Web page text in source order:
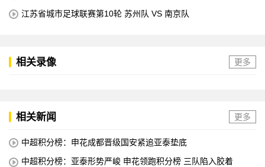
江苏省城市足球联赛第10轮 苏州队 VS 南京队
相关录像 更多
相关新闻 更多
中超积分榜：申花成都晋级国安紧追亚泰垫底
中超积分榜：亚泰形势严峻 申花领跑积分榜 三队陷入胶着